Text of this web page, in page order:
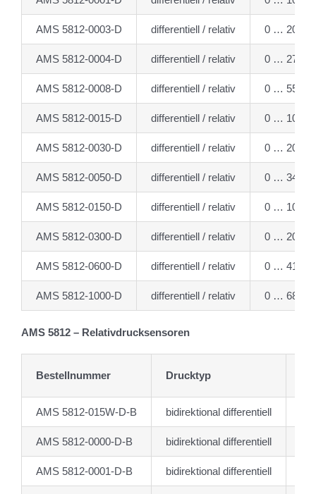
AMS 5812-0003-D differentiell / relativ 0 … 20.68
AMS 5812-0004-D differentiell / relativ 0 … 27.58
AMS 5812-0008-D differentiell / relativ 0 … 55.16
AMS 5812-0015-D differentiell / relativ 0 … 103.4
AMS 5812-0030-D differentiell / relativ 0 … 206.8
AMS 5812-0050-D differentiell / relativ 0 … 344.7
AMS 5812-0150-D differentiell / relativ 0 … 1034
AMS 5812-0300-D differentiell / relativ 0 … 2068
AMS 5812-0600-D differentiell / relativ 0 … 4137
AMS 5812-1000-D differentiell / relativ 0 … 6895
AMS 5812 – Relativdrucksensoren
Bestellnummer Drucktyp
AMS 5812-015W-D-B bidirektional differentiell
AMS 5812-0000-D-B bidirektional differentiell
AMS 5812-0001-D-B bidirektional differentiell